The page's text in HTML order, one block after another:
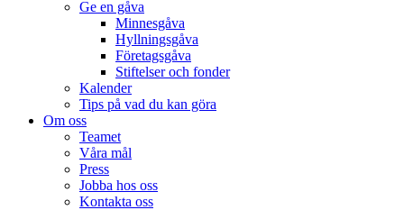
Ge en gåva
Minnesgåva
Hyllningsgåva
Företagsgåva
Stiftelser och fonder
Kalender
Tips på vad du kan göra
Om oss
Teamet
Våra mål​
Press
Jobba hos oss
Kontakta oss